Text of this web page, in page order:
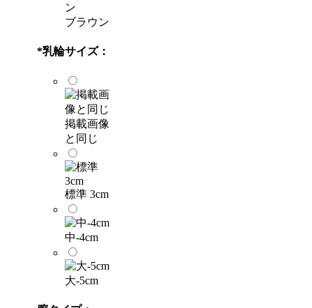
ブラウン
*乳輪サイズ：
掲載画像
と同じ
標準 3cm
中-4cm
大-5cm